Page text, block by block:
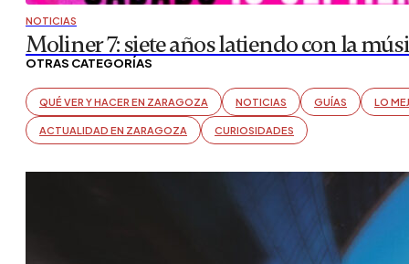
NOTICIAS
Moliner 7: siete años latiendo con la
OTRAS CATEGORÍAS
QUÉ VER Y HACER EN ZARAGOZA NOTICIAS GUÍAS LO
ACTUALIDAD EN ZARAGOZA CURIOSIDADES